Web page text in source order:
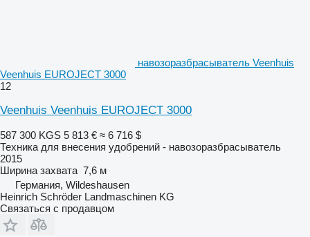
навозоразбрасыватель Veenhuis
Veenhuis EUROJECT 3000
12
Veenhuis Veenhuis EUROJECT 3000
587 300 KGS 5 813 € ≈ 6 716 $
Техника для внесения удобрений - навозоразбрасыватель
2015
Ширина захвата 7,6 м
Германия, Wildeshausen
Heinrich Schröder Landmaschinen KG
Связаться с продавцом